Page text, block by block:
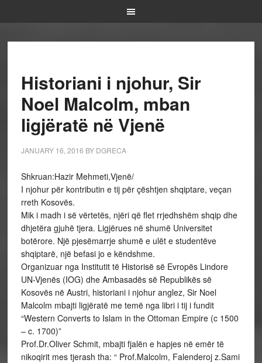
Historiani i njohur, Sir
Noel Malcolm, mban
ligjëratë në Vjenë
JANUARY 16, 2016 BY DGRECA
Shkruan:Hazir Mehmeti,Vjenë/
I njohur për kontributin e tij për çështjen shqiptare, veçan
rreth Kosovës.
Mik i madh i së vërtetës, njëri që flet rrjedhshëm shqip dhe
dhjetëra gjuhë tjera. Ligjërues në shumë Universitet
botërore. Një pjesëmarrje shumë e ulët e studentëve
shqiptarë, një befasi jo e këndshme.
Organizuar nga Institutit të Historisë së Evropës Lindore
UN-Vjenës (IOG) dhe Ambasadës së Republikës së
Kosovës në Austri, historiani i njohur anglez, Sir Noel
Malcolm mbajti ligjëratë me temë nga libri i tij i fundit
“Western Converts to Islam in the Ottoman Empire (c 1500
– c. 1700)”
Prof.Dr.Oliver Schmit, mbajti fjalën e hapjes në emër të
nikoqirit mes tjerash tha: “ Prof.Malcolm, Falenderoj z.Sami